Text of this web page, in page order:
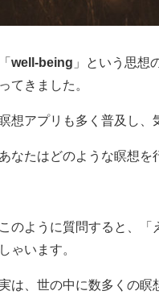
「 well-being 」という思想
ってきました。
想アプリも多く普及し、
あなたはどのような瞑想を
このように質問すると、
しゃいます。
は、世の中に数多くの瞑